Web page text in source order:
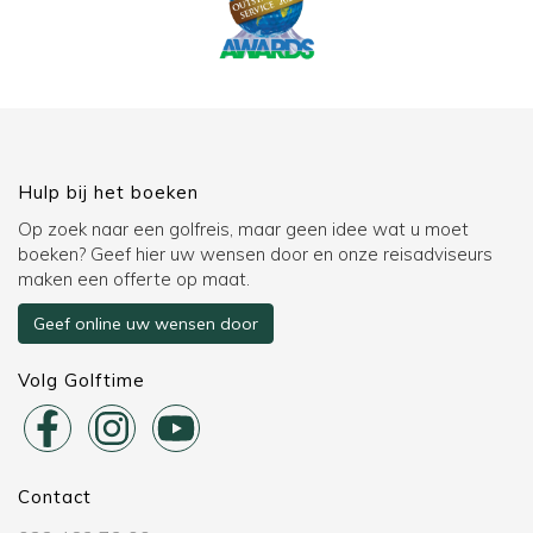
Hulp bij het boeken
Op zoek naar een golfreis, maar geen idee wat u moet
boeken? Geef hier uw wensen door en onze reisadviseurs
maken een offerte op maat.
Geef online uw wensen door
Volg Golftime
Contact